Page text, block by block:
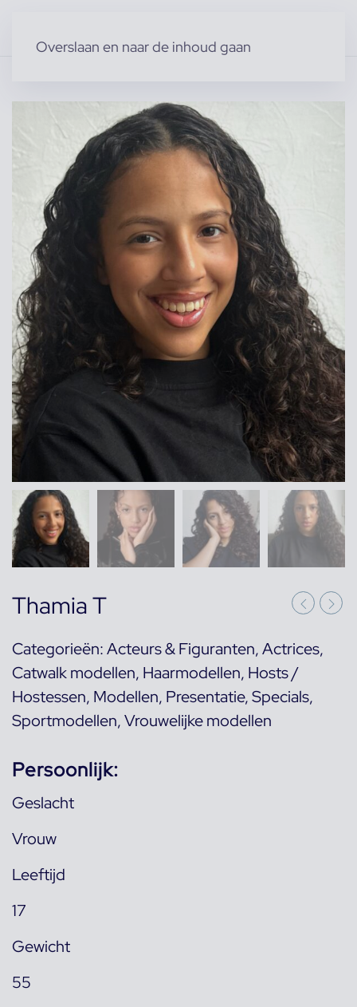
Overslaan en naar de inhoud gaan
Thamia T
Categorieën:Acteurs & Figuranten,Actrices,
Catwalk modellen, Haarmodellen, Hosts /
Hostessen, Modellen, Presentatie,Specials,
Sportmodellen,Vrouwelijke modellen
Persoonlijk:
Geslacht
Vrouw
Leeftijd
17
Gewicht
55